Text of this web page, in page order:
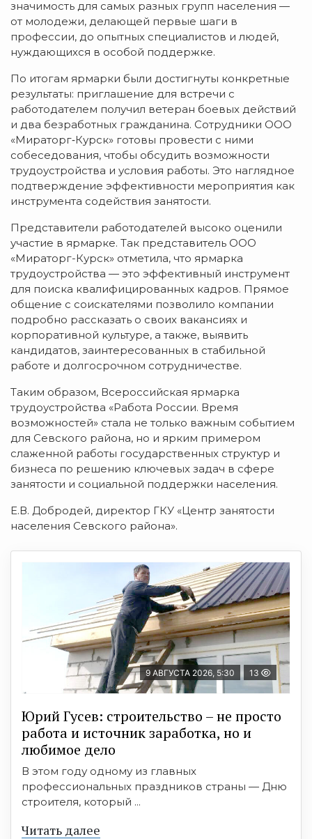
значимость для самых разных групп населения —
от молодежи, делающей первые шаги в
профессии, до опытных специалистов и людей,
нуждающихся в особой поддержке.
По итогам ярмарки были достигнуты конкретные
результаты: приглашение для встречи с
работодателем получил ветеран боевых действий
и два безработных гражданина. Сотрудники ООО
«Мираторг‑Курск» готовы провести с ними
собеседования, чтобы обсудить возможности
трудоустройства и условия работы. Это наглядное
подтверждение эффективности мероприятия как
инструмента содействия занятости.
Представители работодателей высоко оценили
участие в ярмарке. Так представитель ООО
«Мираторг-Курск» отметила, что ярмарка
трудоустройства — это эффективный инструмент
для поиска квалифицированных кадров. Прямое
общение с соискателями позволило компании
подробно рассказать о своих вакансиях и
корпоративной культуре, а также, выявить
кандидатов, заинтересованных в стабильной
работе и долгосрочном сотрудничестве.
Таким образом, Всероссийская ярмарка
трудоустройства «Работа России. Время
возможностей» стала не только важным событием
для Севского района, но и ярким примером
слаженной работы государственных структур и
бизнеса по решению ключевых задач в сфере
занятости и социальной поддержки населения.
Е.В. Добродей, директор ГКУ «Центр занятости
населения Севского района».
9 АВГУСТА 2026, 5:30 13
Юрий Гусев: строительство – не просто
работа и источник заработка, но и
любимое дело
В этом году одному из главных
профессиональных праздников страны — Дню
строителя, который ...
Читать далее